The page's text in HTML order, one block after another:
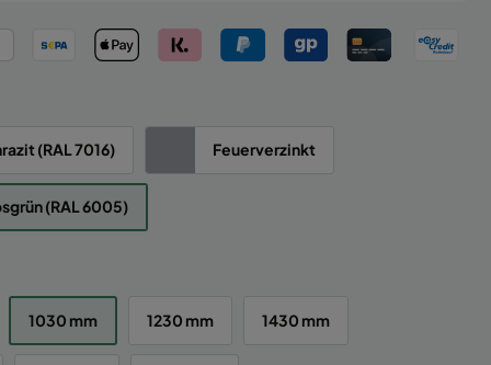
(RAL 7016) Feuerverzinkt
(RAL 6005)
1030 mm 1230 mm 1430 mm